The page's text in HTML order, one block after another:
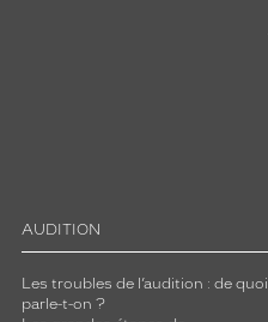
AUDITION
Les troubles de l’audition : de quoi
parle-t-on ?